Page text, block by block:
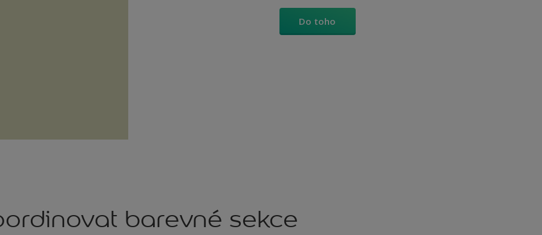
Do toho
barevné sekce